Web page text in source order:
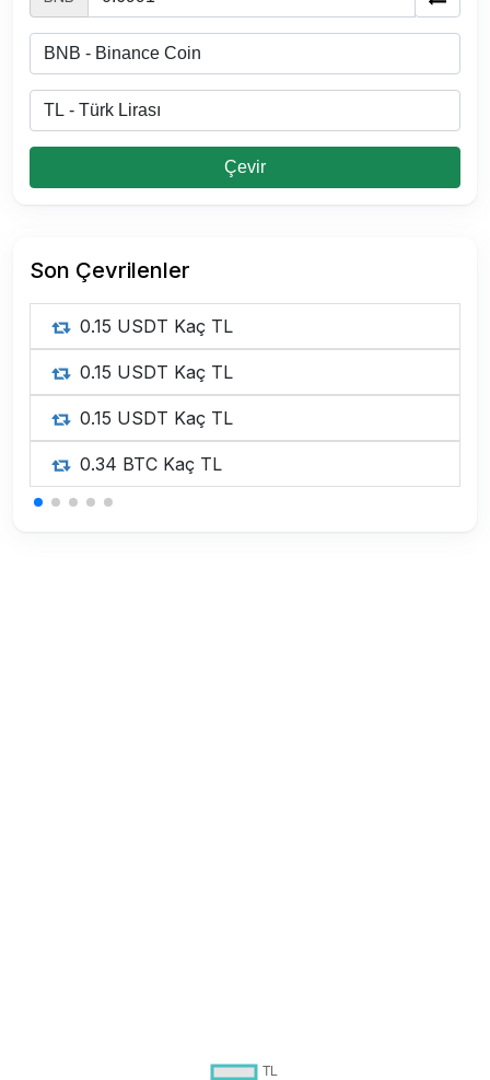
Çevir
Son Çevrilenler
0.15 USDT Kaç TL
0.15 USDT Kaç TL
0.15 USDT Kaç TL
0.34 BTC Kaç TL